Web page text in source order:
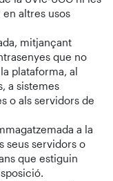
altres usos
mitjançant
que no
plataforma, al
a sistemes
o als servidors de
a la
seus servidors o
que estiguin